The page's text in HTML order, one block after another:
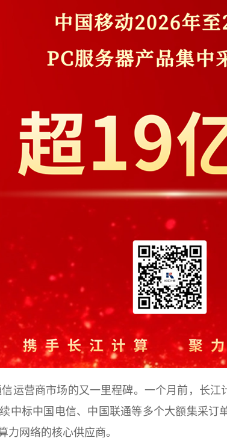
营商市场的又一里程碑。一个月前，长江
中标中国电信、中国联通等多个大额集采
力网络的核心供应商。